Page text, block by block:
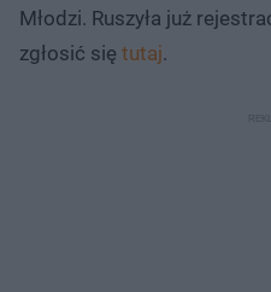
Młodzi. Ruszyła już
zgłosić się tutaj.